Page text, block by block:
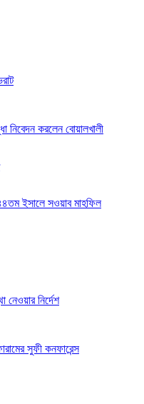
নিবেদন করলেন বোয়ালখালী
ইসালে সওয়াব মাহফিল
নেওয়ার নির্দেশ
সুফী কনফারেন্স